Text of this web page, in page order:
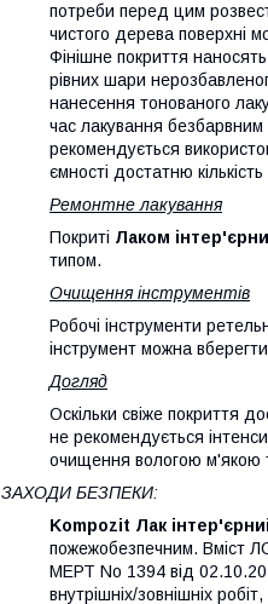
потреби перед цим
чистого дерева поверхні
Фінішне покриття
рівних шари
нанесення тонованого
час лакування безбарвним
рекомендується
ємності достатню
Ремонтне лакування
Покриті Лаком
типом.
Очищення інструментів
Робочі інструменти
інструмент можна
Догляд
Оскільки свіже покриття
не рекомендується
очищення вологою м'якою
ЗАХОДИ БЕЗПЕКИ:
Kompozit Лак
пожежобезпечним. Вміст
МЕРТ No 1394 від
внутрішніх/зовнішніх